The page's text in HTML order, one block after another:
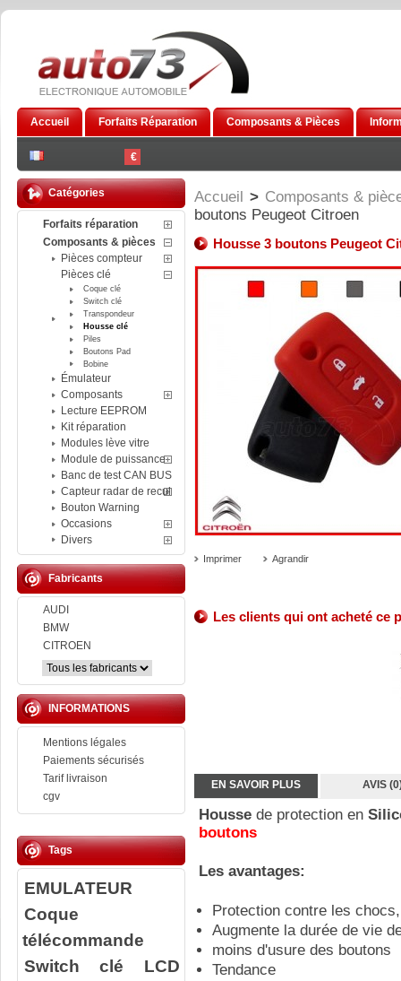
€
Accueil Forfaits Réparation Composants & Pièces
Catégories
Forfaits réparation
Composants & pièces
Pièces compteur
Pièces clé
Coque clé
Switch clé
Transpondeur
Housse clé
Piles
Boutons Pad
Bobine
Émulateur
Composants
Lecture EEPROM
Kit réparation
Modules lève vitre
Module de puissance
Banc de test CAN BUS
Capteur radar de recul
Bouton Warning
Occasions
Divers
Fabricants
AUDI
BMW
CITROEN
INFORMATIONS
Mentions légales
Paiements sécurisés
Tarif livraison
cgv
Tags
EMULATEUR
Coque
télécommande
Switch clé
LCD
Accueil > Composants &
boutons Peugeot Citroen
Housse 3 boutons Peugeot
Imprimer Agrandir
Les clients qui ont acheté ce
EN SAVOIR PLUS AVIS
Housse de protection en
boutons
Les avantages:
Protection contre les
Augmente la durée de vie
moins d'usure des boutons
Tendance